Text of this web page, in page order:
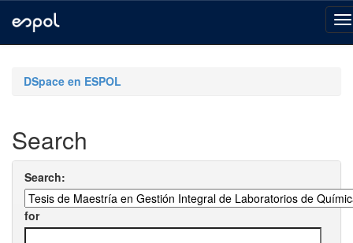
navigationDSpace en ESPOL
Search
Search:
for